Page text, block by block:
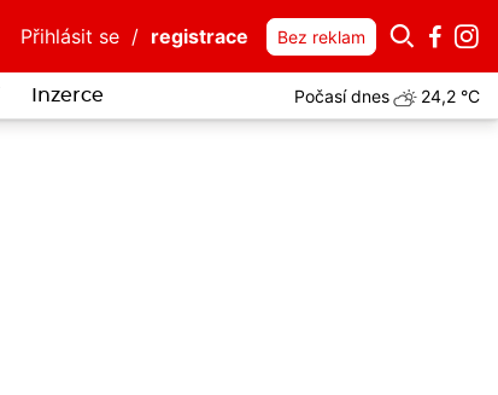
Přihlásit se / registrace Bez reklam
Inzerce Počasí dnes 24,2 °C